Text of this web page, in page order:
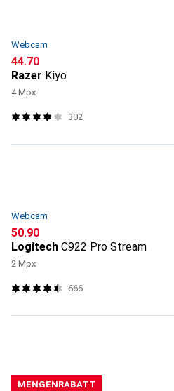
Webcam
CHF
44.70
Razer Kiyo
4 Mpx
302
Webcam
CHF
50.90
Logitech C922 Pro Stream
2 Mpx
666
MENGENRABATT